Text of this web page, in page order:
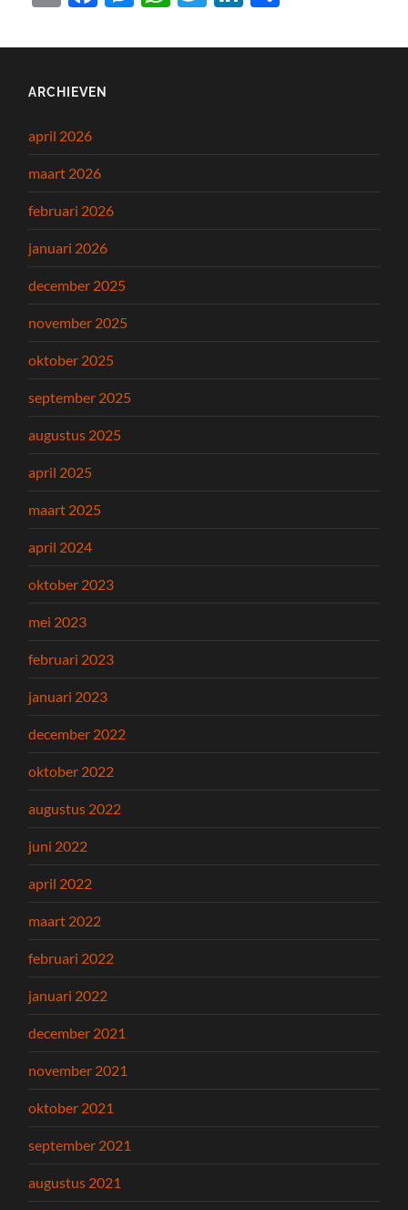
ARCHIEVEN
april 2026
maart 2026
februari 2026
januari 2026
december 2025
november 2025
oktober 2025
september 2025
augustus 2025
april 2025
maart 2025
april 2024
oktober 2023
mei 2023
februari 2023
januari 2023
december 2022
oktober 2022
augustus 2022
juni 2022
april 2022
maart 2022
februari 2022
januari 2022
december 2021
november 2021
oktober 2021
september 2021
augustus 2021